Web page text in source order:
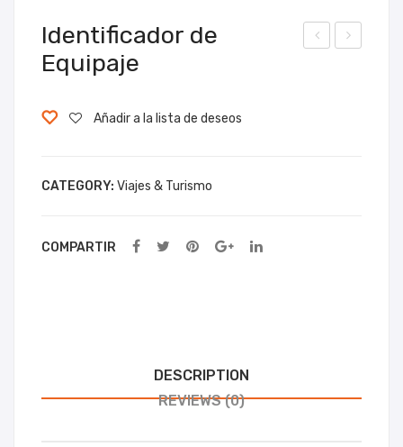
Identificador de
Equipaje
Añadir a la lista de deseos
CATEGORY: Viajes & Turismo
COMPARTIR
DESCRIPTION
REVIEWS (0)